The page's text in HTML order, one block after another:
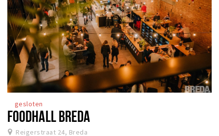
gesloten
FOODHALL BREDA
Reigerstraat 24, Breda